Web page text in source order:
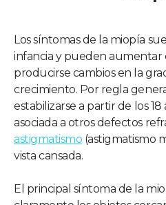
Los síntomas de la miopía
infancia y pueden aumentar
producirse cambios en la
crecimiento. Por regla
estabilizarse a partir de los
asociada a otros defectos
astigmatismo (astigmatismo
vista cansada.
El principal síntoma de la